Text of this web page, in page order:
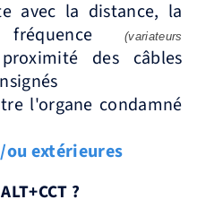
avec la distance, la
fréquence(variateurs
des câbles
l'organe condamné
extérieures
?